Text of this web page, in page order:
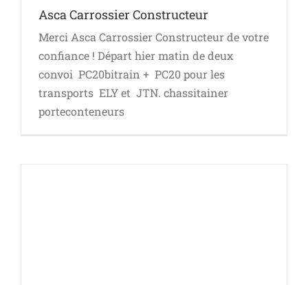
Asca Carrossier Constructeur
Merci Asca Carrossier Constructeur de votre
confiance ! Départ hier matin de deux
convoi PC20bitrain + PC20 pour les
transports ELY et JTN. chassitainer
porteconteneurs